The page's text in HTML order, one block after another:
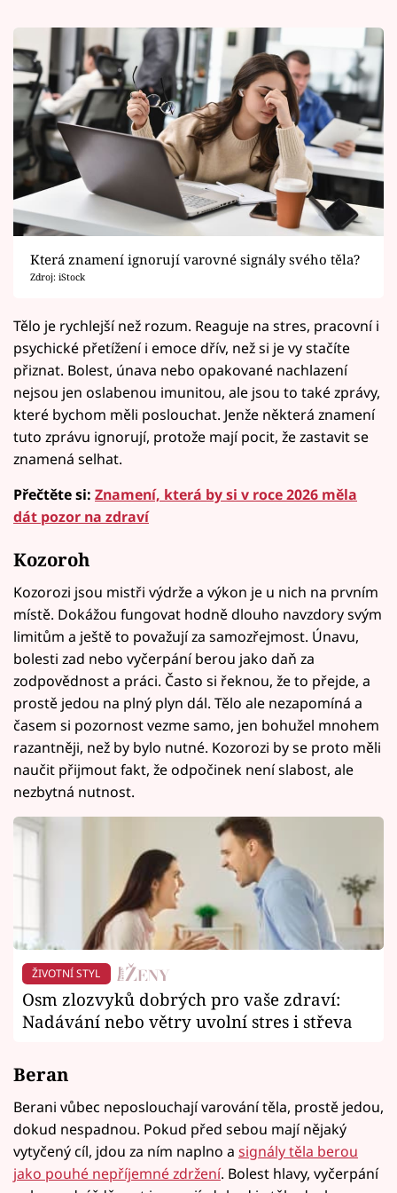
Která znamení ignorují varovné signály svého těla?
Zdroj: iStock
Tělo je rychlejší než rozum. Reaguje na stres, pracovní i
psychické přetížení i emoce dřív, než si je vy stačíte
přiznat. Bolest, únava nebo opakované nachlazení
nejsou jen oslabenou imunitou, ale jsou to také zprávy,
které bychom měli poslouchat. Jenže některá znamení
tuto zprávu ignorují, protože mají pocit, že zastavit se
znamená selhat.
Přečtěte si: Znamení, která by si v roce 2026 měla
dát pozor na zdraví
Kozoroh
Kozorozi jsou mistři výdrže a výkon je u nich na prvním
místě. Dokážou fungovat hodně dlouho navzdory svým
limitům a ještě to považují za samozřejmost. Únavu,
bolesti zad nebo vyčerpání berou jako daň za
zodpovědnost a práci. Často si řeknou, že to přejde, a
prostě jedou na plný plyn dál. Tělo ale nezapomíná a
časem si pozornost vezme samo, jen bohužel mnohem
razantněji, než by bylo nutné. Kozorozi by se proto měli
naučit přijmout fakt, že odpočinek není slabost, ale
nezbytná nutnost.
ŽIVOTNÍ STYL
Osm zlozvyků dobrých pro vaše zdraví:
Nadávání nebo větry uvolní stres i střeva
Beran
Berani vůbec neposlouchají varování těla, prostě jedou,
dokud nespadnou. Pokud před sebou mají nějaký
vytyčený cíl, jdou za ním naplno a signály těla berou
jako pouhé nepříjemné zdržení. Bolest hlavy, vyčerpání